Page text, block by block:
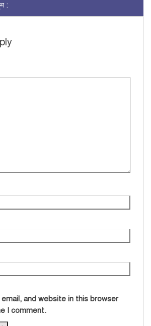
:
and website in this browser
I comment.